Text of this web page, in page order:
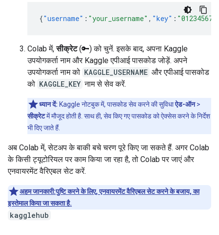
{"username" : "your_username" , "key" :
Colab में,सीक्रेट(🔑) को चुनें. इसके बाद, अपना Kaggle
उपयोगकर्ता नाम और Kaggle एपीआई पासकोड जोड़ें. अपने
उपयोगकर्ता नाम को KAGGLE_USERNAME और एपीआई पासकोड
को KAGGLE_KEY नाम से सेव करें.
ध्यान दें: Kaggle नोटबुक में, पासकोड सेव करने की सुविधाऐड-ऑन>
सीक्रेटमें मौजूद होती है. साथ ही, सेव किए गए पासकोड को ऐक्सेस करने के निर्देश
भी दिए जाते हैं.
अब Colab में, सेटअप के बाकी बचे चरण पूरे किए जा सकते हैं. अगर Colab
के किसी ट्यूटोरियल पर काम किया जा रहा है, तो Colab पर जाएं और
एनवायरमेंट वैरिएबल सेट करें.
अहम जानकारी:पुष्टि करने के लिए, एनवायरमेंट वैरिएबल सेट करने के बजाय, का
इस्तेमाल किया जा सकता है.
kagglehub